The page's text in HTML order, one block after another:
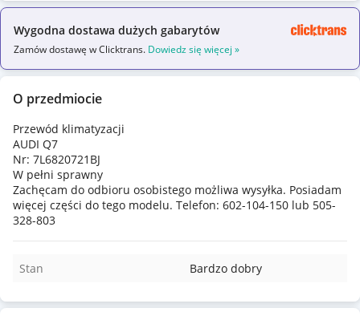
Wygodna dostawa dużych gabarytów
Zamów dostawę w Clicktrans. Dowiedz się więcej »
O przedmiocie
Przewód klimatyzacji
AUDI Q7
Nr: 7L6820721BJ
W pełni sprawny
Zachęcam do odbioru osobistego możliwa wysyłka. Posiadam
więcej części do tego modelu. Telefon: 602-104-150 lub 505-
328-803
Stan Bardzo dobry